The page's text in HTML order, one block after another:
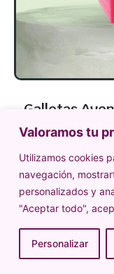
Valoramos tu
Utilizamos cookies
navegación,
personalizados y
"Aceptar todo",
Personalizar
Galletas